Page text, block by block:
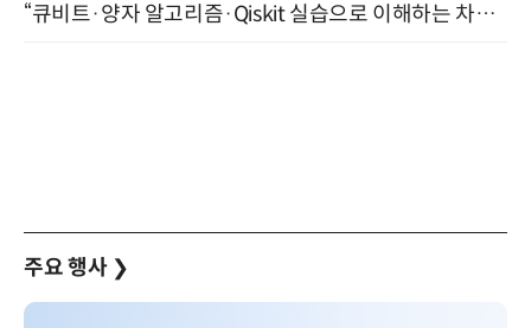
“큐비트·양자 알고리즘·Qiskit 실습으로 이해하는 차세대 컴퓨팅” (8/28)
주요 행사 ❯